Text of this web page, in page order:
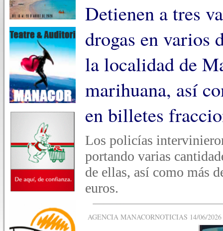
Detienen a tres
drogas en varios
la localidad de
marihuana, así
en billetes
Los policías
portando varias
de ellas, así como más
euros.
AGENCIA MANACORNOTICIAS 14/06/